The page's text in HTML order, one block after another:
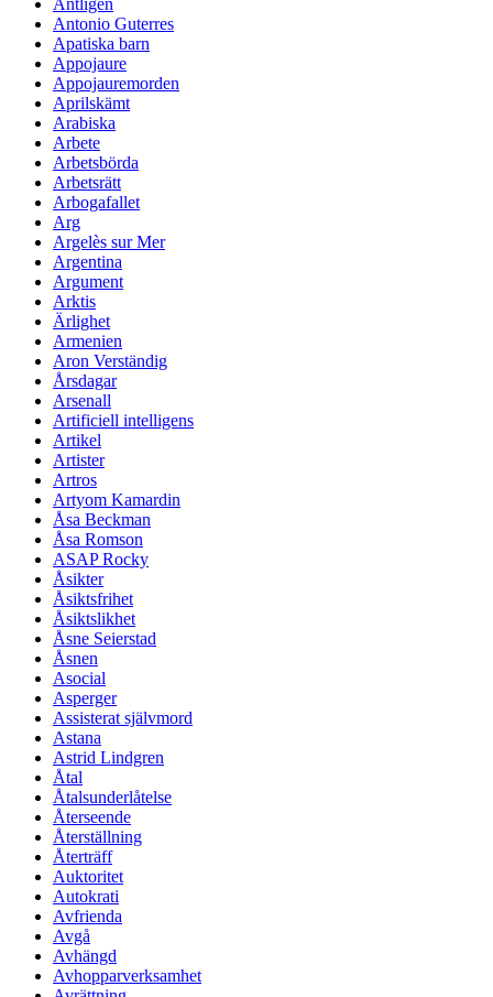
Antonio Guterres
Apatiska barn
Appojaure
Appojauremorden
Aprilskämt
Arabiska
Arbete
Arbetsbörda
Arbetsrätt
Arbogafallet
Arg
Argelès sur Mer
Argentina
Argument
Arktis
Ärlighet
Armenien
Aron Verständig
Årsdagar
Arsenall
Artificiell intelligens
Artikel
Artister
Artros
Artyom Kamardin
Åsa Beckman
Åsa Romson
ASAP Rocky
Åsikter
Åsiktsfrihet
Åsiktslikhet
Åsne Seierstad
Åsnen
Asocial
Asperger
Assisterat självmord
Astana
Astrid Lindgren
Åtal
Åtalsunderlåtelse
Återseende
Återställning
Återträff
Auktoritet
Autokrati
Avfrienda
Avgå
Avhängd
Avhopparverksamhet